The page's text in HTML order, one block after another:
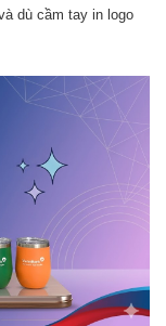
dù cầm tay in logo